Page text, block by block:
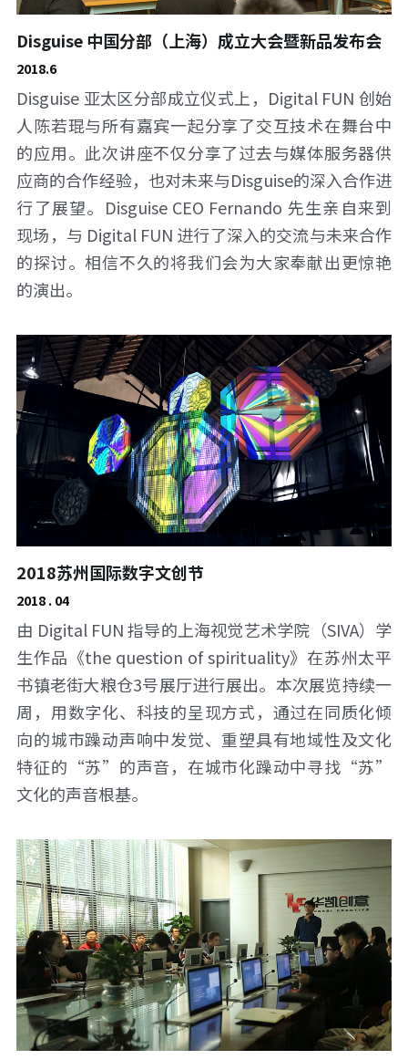
Disguise 中国分部（上海）成立大会暨新品发布会
2018.6
Disguise 亚太区分部成立仪式上，Digital FUN 创始
人陈若琨与所有嘉宾一起分享了交互技术在舞台中
的应用。此次讲座不仅分享了过去与媒体服务器供
应商的合作经验，也对未来与Disguise的深入合作进
行了展望。Disguise CEO Fernando 先生亲自来到
现场，与 Digital FUN 进行了深入的交流与未来合作
的探讨。相信不久的将我们会为大家奉献出更惊艳
的演出。
2018苏州国际数字文创节
2018 . 04
由 Digital FUN 指导的上海视觉艺术学院（SIVA）学
生作品《the question of spirituality》在苏州太平
书镇老街大粮仓3号展厅进行展出。本次展览持续一
周，用数字化、科技的呈现方式，通过在同质化倾
向的城市躁动声响中发觉、重塑具有地域性及文化
特征的“苏”的声音，在城市化躁动中寻找“苏”
文化的声音根基。